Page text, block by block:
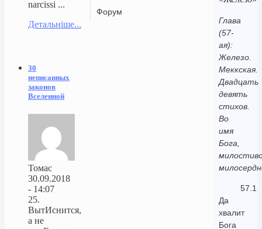
Форум
Глава
(57-
ая):
Железо.
Меккская.
Двадцать
девять
стихов.
Во
имя
Бога,
57.1
Да
хвалит
Бога
narcissi ...
Детальніше...
30
неписанных
законов
Вселенной
Томас
30.09.2018
- 14:07
25.
ВытИснится,
а не